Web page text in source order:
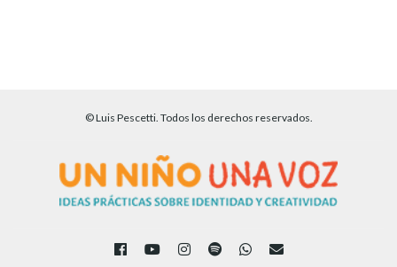
© Luis Pescetti. Todos los derechos reservados.